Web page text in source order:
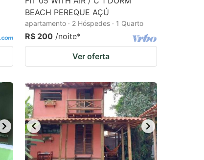
BEACH PEREQUE AÇÚ
apartamento · 2 Hóspedes · 1 Quarto
R$ 200 /noite*
Ver oferta